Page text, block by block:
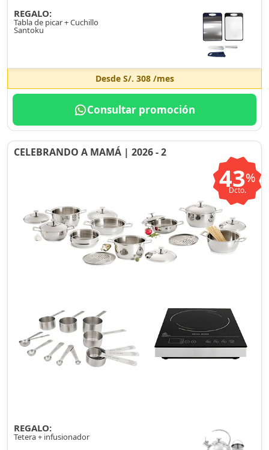
REGALO:
Tabla de picar + Cuchillo
Santoku
Desde S/. 308/mes
Consultar promoción
CELEBRANDO A MAMÁ | 2026 - 2
43%
Dcto.
REGALO:
Tetera + infusionador